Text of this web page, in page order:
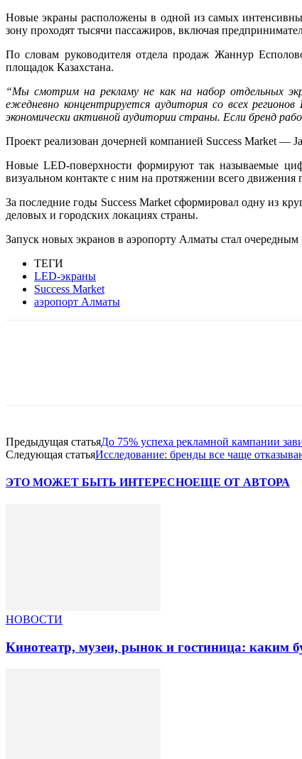
Новые экраны расположены в одной из самых
зону проходят тысячи пассажиров, включая
По словам руководителя отдела продаж Жаннур
площадок Казахстана.
“Мы смотрим на рекламу не как на набор отдельных
ежедневно концентрируется аудитория со всех
экономически активной аудитории страны. Если бренд
Проект реализован дочерней компанией Success Market —
Новые LED-поверхности формируют так называемые
визуальном контакте с ним на протяжении всего движения
За последние годы Success Market сформировал одну из
деловых и городских локациях страны.
Запуск новых экранов в аэропорту Алматы стал
ТЕГИ
LED-экраны
Success Market
аэропорт Алматы
Предыдущая статьяДо 75% успеха рекламной кампании
Следующая статьяИсследование: бренды все чаще
ЭТО МОЖЕТ БЫТЬ ИНТЕРЕСНОЕЩЕ ОТ АВТОРА
НОВОСТИ
Кинотеатр, музеи, рынок и гостиница: каким